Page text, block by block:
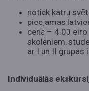
notiek katru
pieejamas
cena – 4.00
skolēniem,
ar I un II grupas
Individuālās